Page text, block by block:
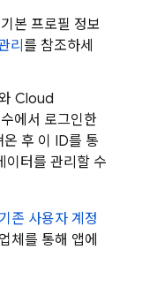
본 프로필 정보
리를 참조하세
Cloud
에서 로그인한
후 이 ID를 통
이터를 관리할 수
존 사용자 계정
체를 통해 앱에